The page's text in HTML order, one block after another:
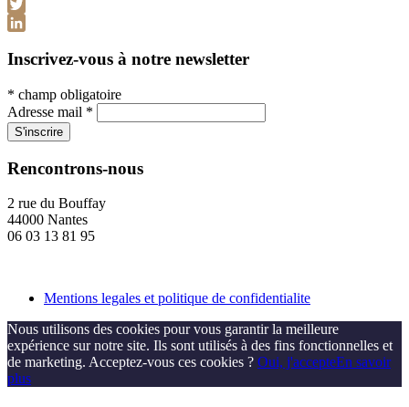
Twitter
Inscrivez-vous à notre newsletter
* champ obligatoire
Adresse mail *
Rencontrons-nous
2 rue du Bouffay
44000 Nantes
06 03 13 81 95
Mentions legales et politique de confidentialite
Nous utilisons des cookies pour vous garantir la meilleure
expérience sur notre site. Ils sont utilisés à des fins fonctionnelles et
de marketing. Acceptez-vous ces cookies ? Oui, j'accepteEn savoir
plus